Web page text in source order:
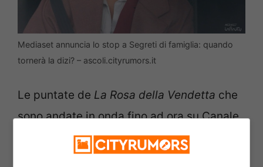
Mediaset annuncia lo stop a Segreti di famiglia: quando
tornerà la dizi? – ascoli.cityrumors.it
Le puntate de La Rosa della Vendetta che
sono andate in onda fino ad ora su Canale
5 hanno riscosso un incredibile successo
in termini di ascolti e in molti non vedono